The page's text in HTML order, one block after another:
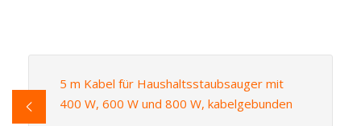
5 m Kabel für Haushaltsstaubsauger mit
400 W, 600 W und 800 W, kabelgebunden